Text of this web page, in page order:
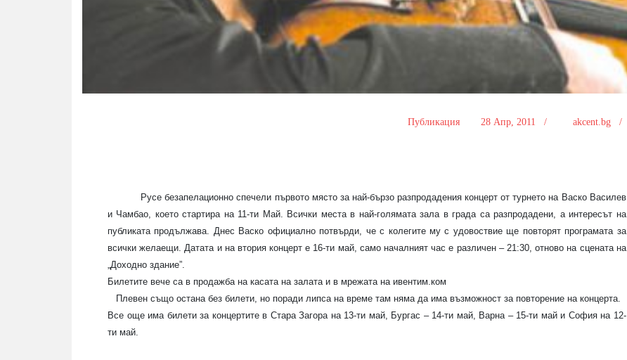
Публикация 28 Апр, 2011 / akcent.bg /
Русе безапелационно спечели първото място за най-бързо разпродадения концерт от турнето на Васко Василев
и Чамбао, което стартира на 11-ти Май. Всички места в най-голямата зала в града са разпродадени, а интересът на
публиката продължава. Днес Васко официално потвърди, че с колегите му с удовоствие ще повторят програмата за
всички желаещи. Датата и на втория концерт е 16-ти май, само началният час е различен – 21:30, отново на сцената на
„Доходно здание”.
Билетите вече са в продажба на касата на залата и в мрежата на ивентим.ком
Плевен също остана без билети, но поради липса на време там няма да има възможност за повторение на концерта.
Все още има билети за концертите в Стара Загора на 13-ти май, Бургас – 14-ти май, Варна – 15-ти май и София на 12-
ти май.